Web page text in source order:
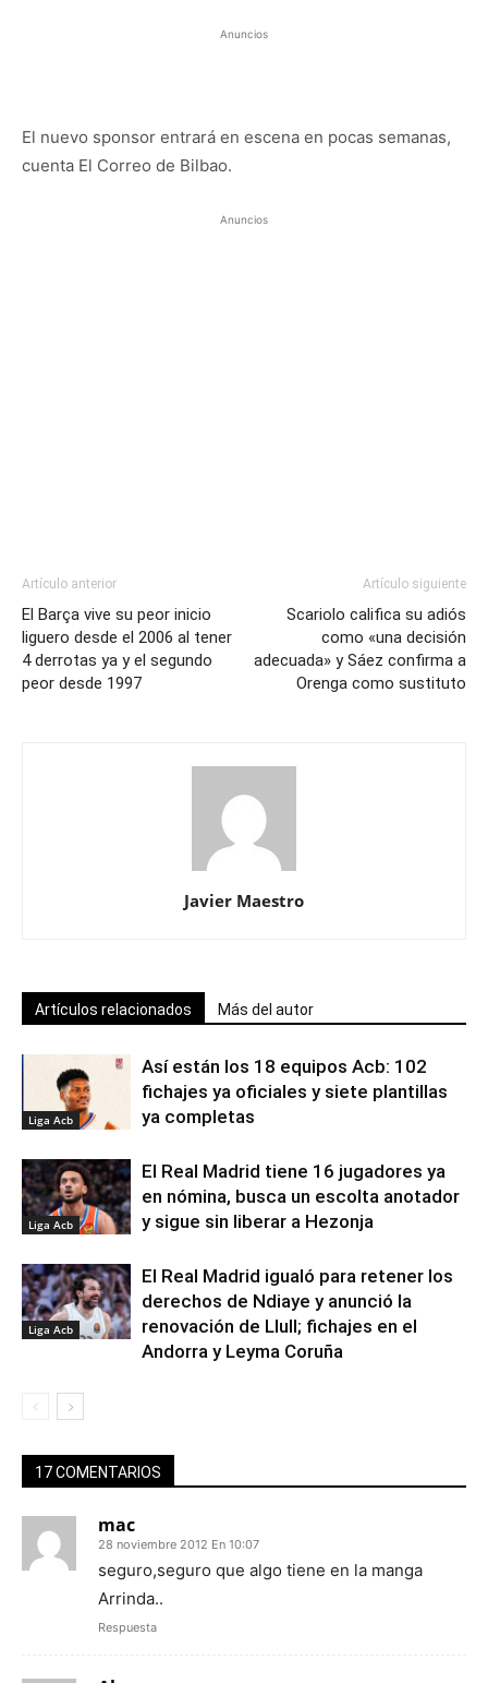
Anuncios
El nuevo sponsor entrará en escena en pocas semanas,
cuenta El Correo de Bilbao.
Anuncios
Artículo anterior
El Barça vive su peor inicio
liguero desde el 2006 al tener
4 derrotas ya y el segundo
peor desde 1997
Artículo siguiente
Scariolo califica su adiós
como «una decisión
adecuada» y Sáez confirma a
Orenga como sustituto
Javier Maestro
Artículos relacionados Más del autor
Liga Acb
Así están los 18 equipos Acb: 102
fichajes ya oficiales y siete plantillas
ya completas
Liga Acb
El Real Madrid tiene 16 jugadores ya
en nómina, busca un escolta anotador
y sigue sin liberar a Hezonja
Liga Acb
El Real Madrid igualó para retener los
derechos de Ndiaye y anunció la
renovación de Llull; fichajes en el
Andorra y Leyma Coruña
17 COMENTARIOS
mac
28 noviembre 2012 En 10:07
seguro,seguro que algo tiene en la manga
Arrinda..
Respuesta